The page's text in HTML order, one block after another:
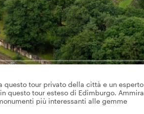
questo tour privato della città e un esperto
questo tour esteso di Edimburgo. Ammira
più interessanti alle gemme